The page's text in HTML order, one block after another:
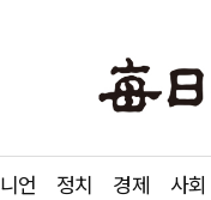
언 정치 경제 사회